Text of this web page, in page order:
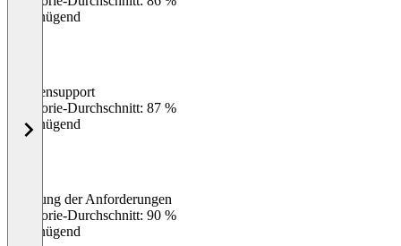
Ungenügend
Kundensupport
Kategorie-Durchschnitt: 87 %
Ungenügend
Erfüllung der Anforderungen
Kategorie-Durchschnitt: 90 %
Ungenügend